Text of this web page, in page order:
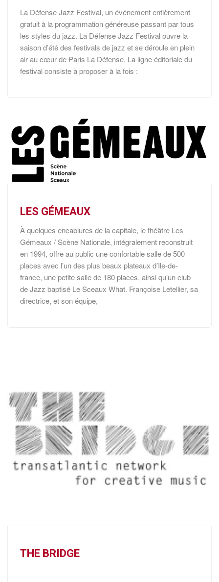
La Défense Jazz Festival, un événement entièrement
gratuit à la programmation généreuse passant par tous
les styles du jazz. La Défense Jazz Festival ouvre la
saison d’été des festivals de jazz et se déroule en plein
air au cœur de Paris La Défense. La ligne éditoriale du
festival consiste à proposer à la fois :
LES GÉMEAUX
À quelques encablures de la capitale, le théâtre Les
Gémeaux / Scène Nationale, intégralement reconstruit
en 1994, offre au public une confortable salle de 500
places avec l’un des plus beaux plateaux d’Ile-de-
france, une petite salle de 180 places, ainsi qu’un club
de Jazz baptisé Le Sceaux What. Françoise Letellier, sa
directrice, et son équipe,
THE BRIDGE